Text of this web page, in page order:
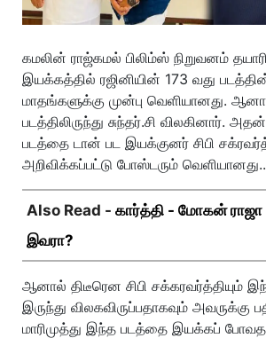
கமலின் ராஜ்கமல் பிலிம்ஸ் நிறுவனம்
இயக்கத்தில் ரஜினியின் 173 வது படத்தின்
மாதங்களுக்கு முன்பு வெளியானது.
படத்திலிருந்து சுந்தர்.சி விலகினார்.
படத்தை டான் பட இயக்குனர் சிபி
அறிவிக்கப்பட்டு போஸ்டரும் வெளியானது..
Also Read - கார்த்தி - மோகன் ராஜா
இவரா?
ஆனால் திடீரென சிபி சக்கரவர்த்தியும்
இருந்து விலகவிருப்பதாகவும்
மாரிமுத்து இந்த படத்தை இயக்கப்